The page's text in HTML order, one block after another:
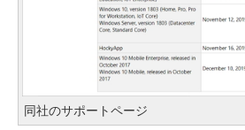
同社のサポートページ